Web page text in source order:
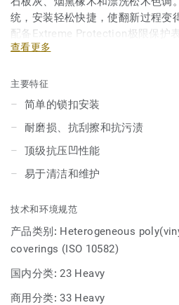
统，安装轻松快捷，使翻新过程变
配备Extreme Protection极限保护
效抵抗擦伤、划痕和污渍。
查看更多
主要特征
简单的锁扣安装
耐磨损、抗刮擦和抗污渍
顶级抗压凹性能
易于清洁和维护
技术和环境规范
产品类别: Heterogeneous
coverings (ISO 10582)
国内分类:23 Heavy
商用分类:33 Heavy